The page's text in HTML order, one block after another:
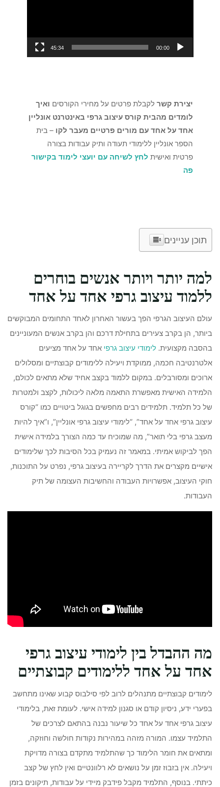
00:00
45:34
יצירת קשרלקבלת פרטים על מחירי הקורסים ואיך
לומדים מהבית קורס עיצוב גרפי באינטרנט אונליין
אחד על אחד עם מורים פרטיים מעבר לקו – בית
הספר אונליין ללימודי תעודה ותיק עבודות בצורה
פרטית ואישית לחץ לשיחה עם יועצי לימוד בקישור
פה
תוכן עניינים
למה יותר ויותר אנשים בוחרים
ללמוד עיצוב גרפי אחד על אחד
עולם העיצוב הגרפי הפך בעשור האחרון לאחד התחומים המבוקשים
ביותר, הן בקרב צעירים בתחילת דרכם והן בקרב אנשים המעוניינים
בהסבה מקצועית. לימודי עיצוב גרפי אחד על אחד מציעים
אלטרנטיבה חכמה, ממוקדת ויעילה ללימודים קבוצתיים ומסלולים
ארוכים ומסורבלים. במקום ללמוד בקצב אחיד שלא מתאים לכולם,
הלמידה האישית מאפשרת התאמה מלאה ליכולות, לקצב ולמטרות
של כל תלמיד. תלמידים רבים מחפשים בגוגל ביטויים כמו “קורס
עיצוב גרפי אחד על אחד”, “לימודי עיצוב גרפי אונליין”, ו”איך להיות
מעצב גרפי בלי תואר”, מה שמוכיח עד כמה הצורך בלמידה אישית
הפך לביקוש אמיתי. במאמר זה נעמיק בכל הסיבות לכך שלימודים
אישיים מקצרים את הדרך לקריירה בעיצוב גרפי, נפרט על התוכנות,
חוקי העיצוב, אפשרויות העבודה והחשיבות העצומה של תיק
העבודות.
מה ההבדל בין לימודי עיצוב גרפי
אחד על אחד ללימודים קבוצתיים
לימודים קבוצתיים מתנהלים לרוב לפי סילבוס קבוע שאינו מתחשב
בפערי ידע, ניסיון קודם או סגנון למידה אישי. לעומת זאת, בלימודי
עיצוב גרפי אחד על אחד כל שיעור נבנה בהתאם לצרכים של
התלמיד עצמו. המורה מזהה במהירות נקודות חולשה וחוזקה,
ומתאים את חומר הלימוד כך שהתלמיד מתקדם בצורה מדויקת
ויעילה. אין בזבוז זמן על נושאים לא רלוונטיים ואין לחץ של קצב
כיתתי. בנוסף, התלמיד מקבל פידבק מיידי על עבודות, תיקונים בזמן